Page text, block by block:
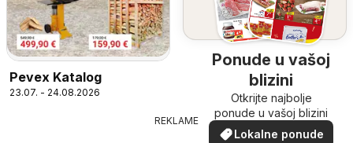
Pevex Katalog
23.07. - 24.08.2026
Ponude u vašoj
blizini
Otkrijte najbolje
ponude u vašoj blizini
Lokalne ponude
REKLAME